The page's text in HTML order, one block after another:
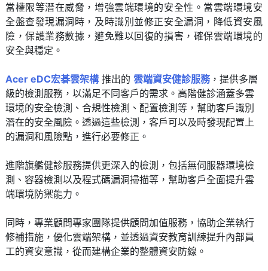
當權限等潛在威脅，增強雲端環境的安全性。當雲端環境安
全盤查發現漏洞時，及時識別並修正安全漏洞，降低資安風
險，保護業務數據，避免難以回復的損害，確保雲端環境的
安全與穩定。
Acer eDC宏碁雲架構推出的 雲端資安健診服務，提供多層
級的檢測服務，以滿足不同客戶的需求。高階健診涵蓋多雲
環境的安全檢測、合規性檢測、配置檢測等，幫助客戶識別
潛在的安全風險。透過這些檢測，客戶可以及時發現配置上
的漏洞和風險點，進行必要修正。
進階旗艦健診服務提供更深入的檢測，包括無伺服器環境檢
測、容器檢測以及程式碼漏洞掃描等，幫助客戶全面提升雲
端環境防禦能力。
同時，專業顧問專家團隊提供顧問加值服務，協助企業執行
修補措施，優化雲端架構，並透過資安教育訓練提升內部員
工的資安意識，從而建構企業的整體資安防線。